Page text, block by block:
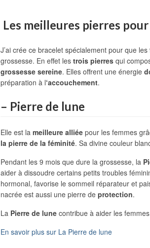
Les meilleures pierres
J’ai crée ce bracelet spécialement pour que les
grossesse. En effet les trois pierres qui
grossesse sereine. Elles offrent une énergie
préparation à l‘accouchement.
– Pierre de lune
Elle est la meilleure alliée pour les femmes
la pierre de la féminité. Sa divine couleur
Pendant les 9 mois que dure la grossesse, la
aider à dissoudre certains petits troubles
hormonal, favorise le sommeil réparateur et
nacrée est aussi une pierre de protection.
La Pierre de lune contribue à aider les
En savoir plus sur La Pierre de lune